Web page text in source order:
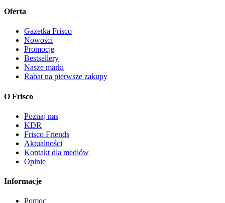
Oferta
Gazetka Frisco
Nowości
Promocje
Bestsellery
Nasze marki
Rabat na pierwsze zakupy
O Frisco
Poznaj nas
KDR
Frisco Friends
Aktualności
Kontakt dla mediów
Opinie
Informacje
Pomoc